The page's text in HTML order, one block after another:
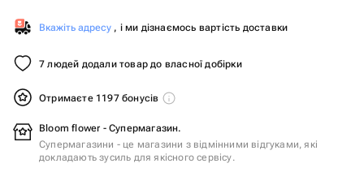
Вкажіть адресу , і ми дізнаємось вартість доставки
7 людей додали товар до власної добірки
Отримаєте 1197 бонусів
Bloom flower - Супермагазин.
Супермагазини - це магазини з відмінними відгуками, які
докладають зусиль для якісного сервісу.